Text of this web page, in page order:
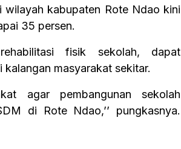
wilayah kabupaten Rote Ndao kini
35 persen.
fisik sekolah, dapat
masyarakat sekitar.
agar pembangunan sekolah
di Rote Ndao,’’ pungkasnya.